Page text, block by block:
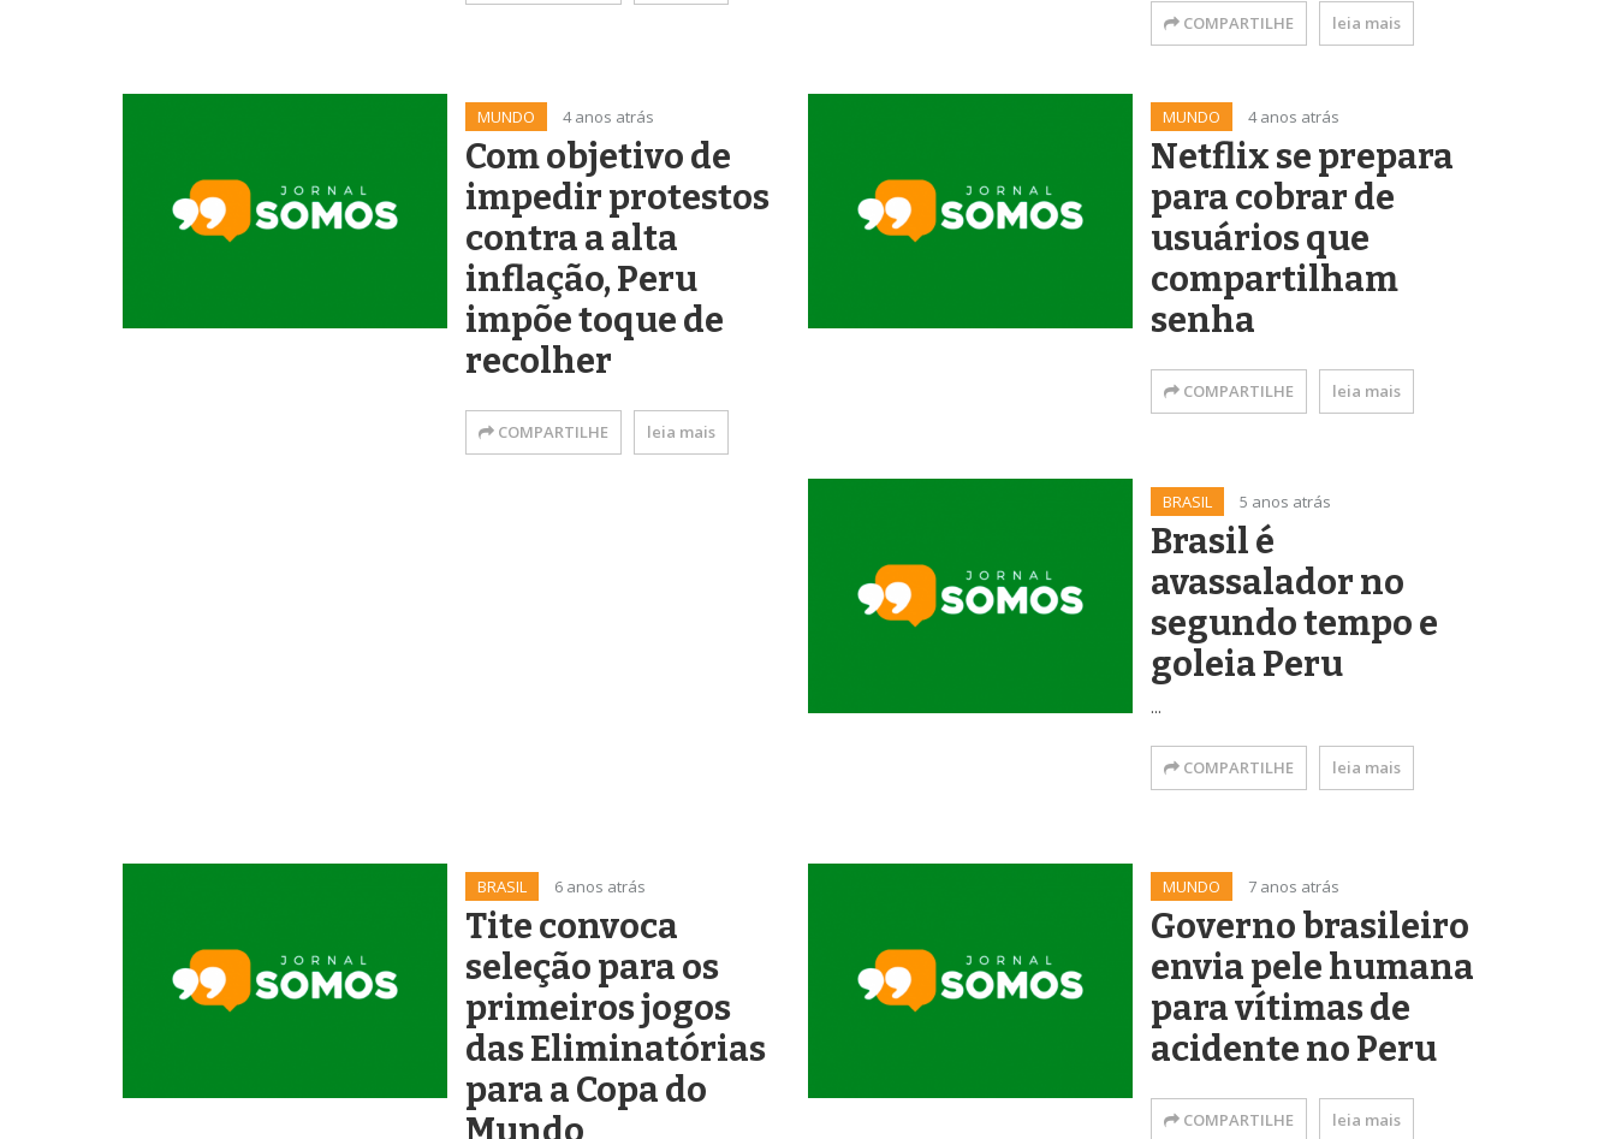
COMPARTILHE leia mais
MUNDO 4 anos atrás
Com objetivo de
impedir protestos
contra a alta
inflação, Peru
impõe toque de
recolher
COMPARTILHE leia mais
MUNDO 4 anos atrás
Netflix se prepara
para cobrar de
usuários que
compartilham
senha
COMPARTILHE leia mais
BRASIL 5 anos atrás
Brasil é
avassalador no
segundo tempo e
goleia Peru
...
COMPARTILHE leia mais
BRASIL 6 anos atrás
Tite convoca
seleção para os
primeiros jogos
das Eliminatórias
para a Copa do
MUNDO 7 anos atrás
Governo brasileiro
envia pele humana
para vítimas de
acidente no Peru
COMPARTILHE leia mais